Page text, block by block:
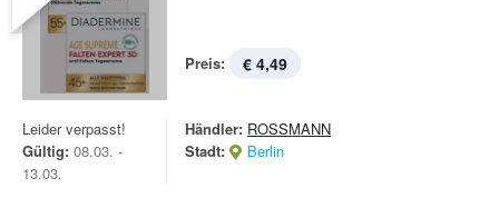
Preis: € 4,49
Leider verpasst!
Gültig: 08.03. -
13.03.
Händler: ROSSMANN
Stadt:
Berlin